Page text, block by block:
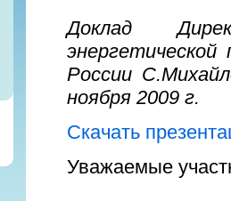
Доклад
России
ноября 2009 г.
Скачать
Уважаемые